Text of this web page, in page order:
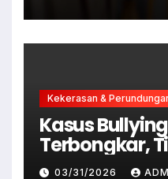
Kekerasan &
Kasus
Terbongkar,
Terlibat Kini
03/31/2026